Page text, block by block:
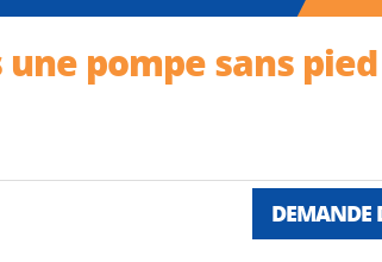
pompe sans pied
DEMANDE